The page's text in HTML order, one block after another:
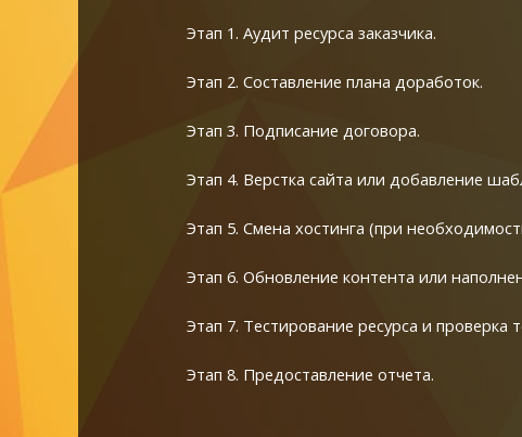
Этап 1. Аудит ресурса заказчика.
Этап 2. Составление плана доработок.
Этап 3. Подписание договора.
Этап 4. Верстка сайта или добавление
Этап 5. Смена хостинга (при
Этап 6. Обновление контента или
Этап 7. Тестирование ресурса и проверка
Этап 8. Предоставление отчета.